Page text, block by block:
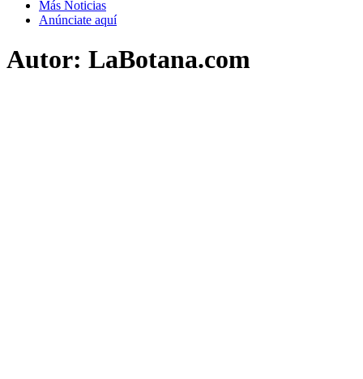
Más Noticias
Anúnciate aquí
Autor: LaBotana.com